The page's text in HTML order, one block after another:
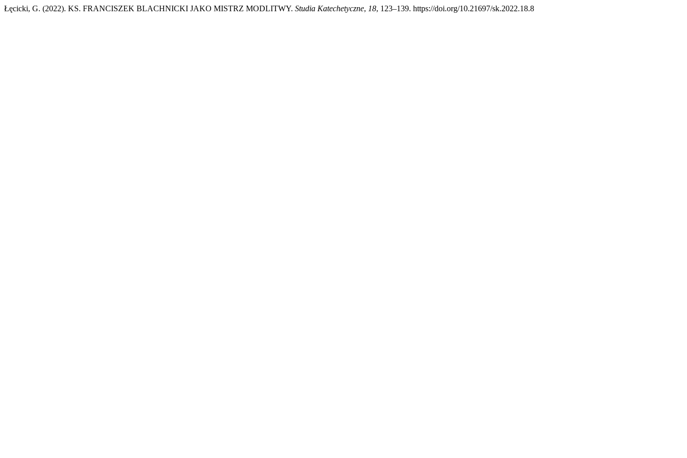
Łęcicki, G. (2022). KS. FRANCISZEK BLACHNICKI JAKO MISTRZ MODLITWY. Studia Katechetyczne, 18, 123–139. https://doi.org/10.21697/sk.2022.18.8